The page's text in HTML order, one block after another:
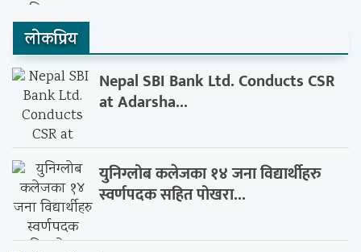
लाेकप्रिय
Nepal SBI Bank Ltd. Conducts CSR
at Adarsha...
युनिग्लोब कलेजका १४ जना विद्यार्थीहरु
स्वर्णपदक सहित पोखरा...